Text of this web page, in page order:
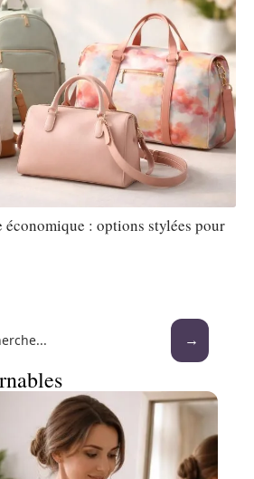
économique : options stylées pour